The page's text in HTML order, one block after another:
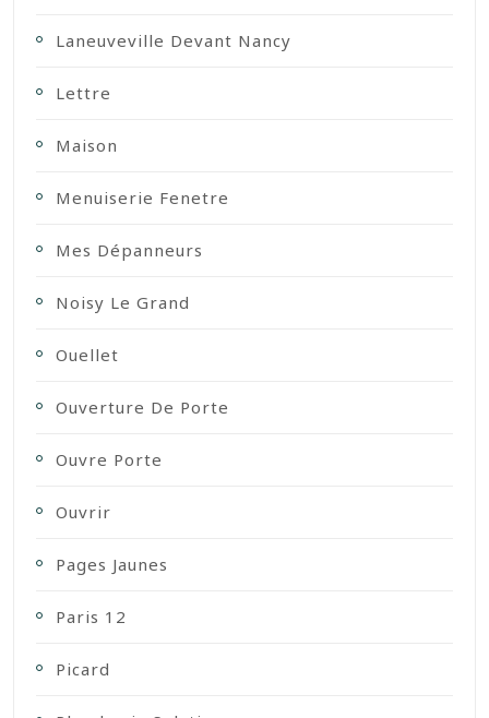
Laneuveville Devant Nancy
Lettre
Maison
Menuiserie Fenetre
Mes Dépanneurs
Noisy Le Grand
Ouellet
Ouverture De Porte
Ouvre Porte
Ouvrir
Pages Jaunes
Paris 12
Picard